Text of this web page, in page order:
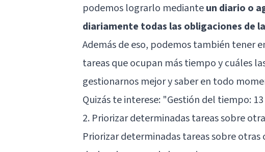
podemos lograrlo medianteun diario o
diariamente todas las obligaciones de
Además de eso, podemos también tener
tareas que ocupan más tiempo y cuáles
gestionarnos mejor y saber en todo
Quizás te interese: "Gestión del tiempo:
2. Priorizar determinadas tareas sobre
Priorizar determinadas tareas sobre